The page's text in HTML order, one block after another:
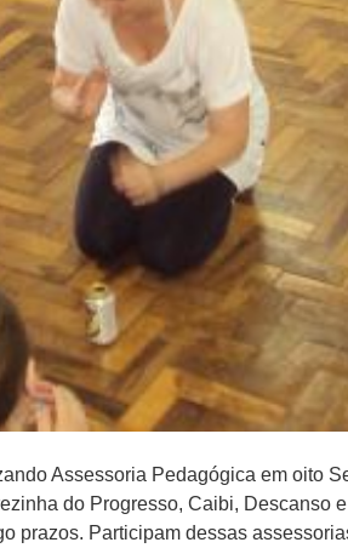
Assessoria Pedagógica em oito
do Progresso, Caibi, Descanso
Participam dessas